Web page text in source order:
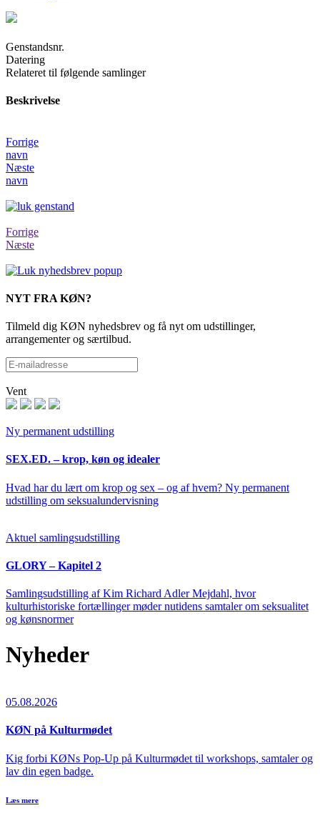
Genstandsnr.
Datering
Relateret til følgende samlinger
Beskrivelse
Forrige
navn
Næste
navn
Forrige
Næste
NYT FRA KØN?
Tilmeld dig KØN nyhedsbrev og få nyt om udstillinger,
arrangementer og særtilbud.
Vent
Ny permanent udstilling
SEX.ED. – krop, køn og idealer
Hvad har du lært om krop og sex – og af hvem? Ny permanent
udstilling om seksualundervisning
Aktuel samlingsudstilling
GLORY – Kapitel 2
Samlingsudstilling af Kim Richard Adler Mejdahl, hvor
kulturhistoriske fortællinger møder nutidens samtaler om seksualitet
og kønsnormer
Nyheder
05.08.2026
KØN på Kulturmødet
Kig forbi KØNs Pop-Up på Kulturmødet til workshops, samtaler og
lav din egen badge.
Læs mere